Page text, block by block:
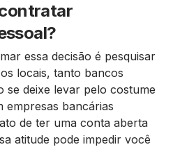
essa decisão é pesquisar
locais, tanto bancos
se deixe levar pelo costume
bancárias
de ter uma conta aberta
atitude pode impedir você